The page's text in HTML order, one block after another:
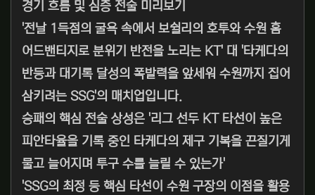
경기 흐름 및 심층 전술 미리보기
'전날 1득점의 굴욕 속에서 보쉴리의 호투와 수원 홈
어드밴티지로 분위기 반전을 노리는 KT' 대 '타케다의
반등과 대기록 달성의 폭발력을 앞세워 수원까지 집어
삼키려는 SSG'의 매치업입니다.
승패의 핵심 전술 상성은 '리그 선두 KT 타선이 높은
피안타율을 기록 중인 타케다의 제구 기복을 끈질기게
물고 늘어지며 투구 수를 늘릴 수 있는가'
'SSG의 최정 등 핵심 타선이 수원 구장의 이점을 활용